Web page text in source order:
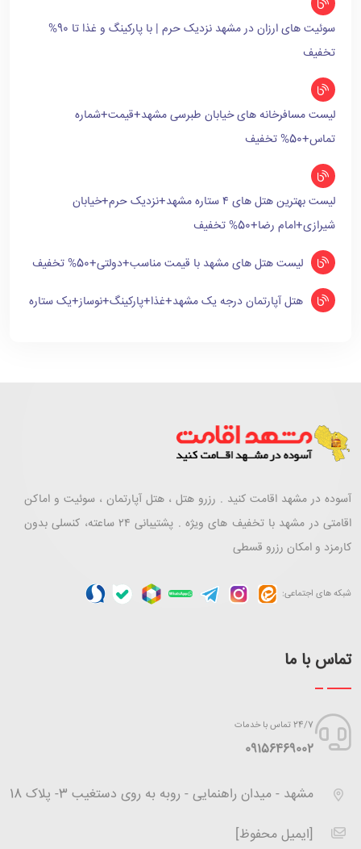
سوئیت های ارزان در مشهد نزدیک حرم | با پارکینگ و غذا تا 90%
تخفیف
لیست مسافرخانه های خیابان طبرسی مشهد+قیمت+شماره
تماس+50% تخفیف
لیست بهترین هتل های ۴ ستاره مشهد+نزدیک حرم+خیابان
شیرازی+امام رضا+50% تخفیف
لیست هتل های مشهد با قیمت مناسب+دولتی+50% تخفیف
هتل آپارتمان درجه یک مشهد+غذا+پارکینگ+نوساز+یک ستاره
آسوده در مشهد اقامت کنید . رزرو هتل ، هتل آپارتمان ، سوئیت و اماکن
اقامتی در مشهد با تخفیف های ویژه . پشتیبانی ۲۴ ساعته، کنسلی بدون
کارمزد و امکان رزرو قسطی
شبکه های اجتماعی:
تماس با ما
24/7 تماس با خدمات
‪09156469002
مشهد - میدان راهنمایی - روبه به روی دستغیب 3- پلاک 18
[ایمیل محفوظ]